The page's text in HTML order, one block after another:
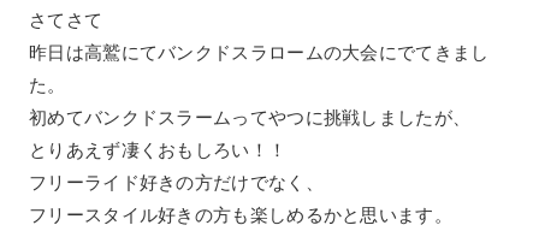
さてさて
昨日は高鷲にてバンクドスラロームの大会にでてきまし
た。
初めてバンクドスラームってやつに挑戦しましたが、
とりあえず凄くおもしろい！！
フリーライド好きの方だけでなく、
フリースタイル好きの方も楽しめるかと思います。